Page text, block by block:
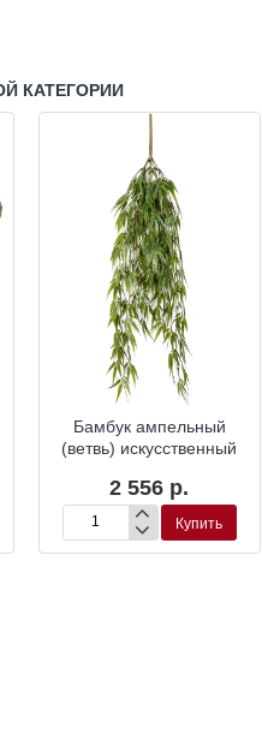
КАТЕГОРИИ
Бамбук ампельный
(ветвь) искусственный
2 556 р.
Бамбук
ампельный
Купить